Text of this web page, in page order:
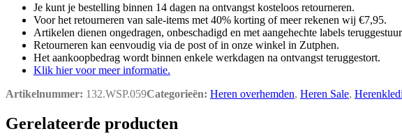
Je kunt je bestelling binnen 14 dagen na ontvangst kosteloos retourneren.
Voor het retourneren van sale-items met 40% korting of meer rekenen wij €7,95.
Artikelen dienen ongedragen, onbeschadigd en met aangehechte labels
Retourneren kan eenvoudig via de post of in onze winkel in Zutphen.
Het aankoopbedrag wordt binnen enkele werkdagen na ontvangst teruggestort.
Klik hier voor meer informatie.
Artikelnummer: 132.WSP.059Categorieën: Heren overhemden, Heren Sale,
Gerelateerde producten